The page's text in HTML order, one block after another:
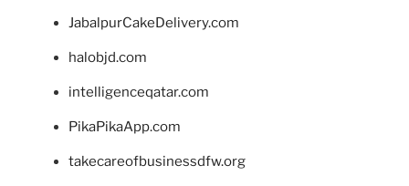
JabalpurCakeDelivery.com
halobjd.com
intelligenceqatar.com
PikaPikaApp.com
takecareofbusinessdfw.org